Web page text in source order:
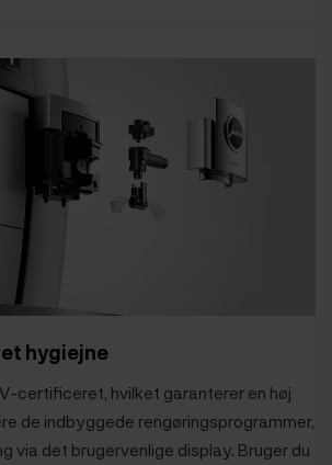
hygiejne
certificeret, hvilket garanterer en høj
de indbyggede rengøringsprogrammer,
via det brugervenlige display. Bruger du